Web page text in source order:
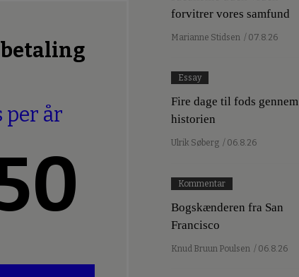
per år
forvitrer vores samfund
Marianne Stidsen / 07.8.26
Essay
Fire dage til fods gennem
historien
Ulrik Søberg / 06.8.26
Kommentar
Bogskænderen fra San
Francisco
Knud Bruun Poulsen / 06.8.26